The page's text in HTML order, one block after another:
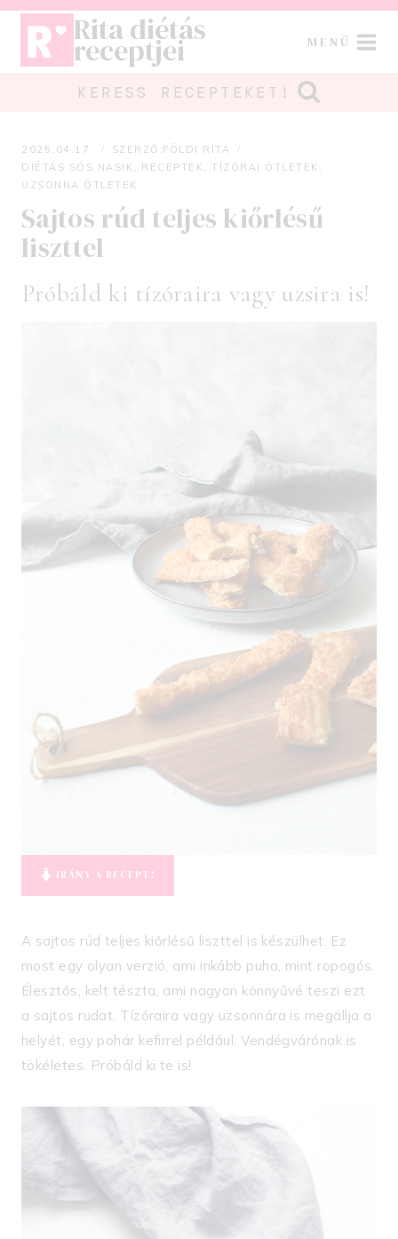
Skip
content
Rita diétás
receptjei MENÜ
KERESS RECEPTEKET!
2025.04.17. SZERZŐ: FÖLDI RITA
DIÉTÁS SÓS NASIK, RECEPTEK, TÍZÓRAI ÖTLETEK ,
UZSONNA ÖTLETEK
Sajtos rúd teljes kiőrlésű
liszttel
Próbáld ki tízóraira vagy uzsira is!
IRÁNY A RECEPT!
A sajtos rúd teljes kiőrlésű liszttel is készülhet. Ez
most egy olyan verzió, ami inkább puha, mint ropogós.
Élesztős, kelt tészta, ami nagyon könnyűvé teszi ezt
a sajtos rudat. Tízóraira vagy uzsonnára is megállja a
helyét, egy pohár kefirrel például. Vendégvárónak is
tökéletes. Próbáld ki te is!